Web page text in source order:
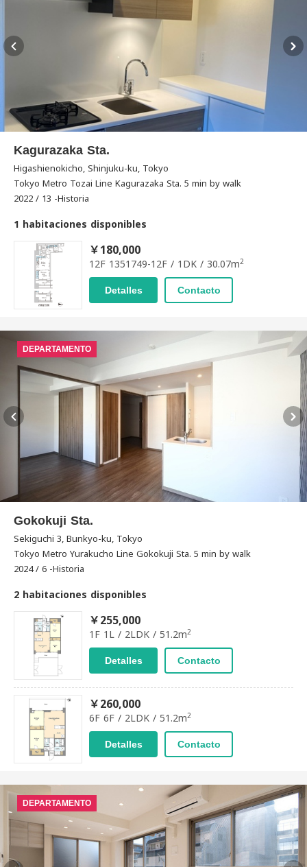
Kagurazaka Sta.
Higashienokicho, Shinjuku-ku, Tokyo
Tokyo Metro Tozai Line Kagurazaka Sta. 5 min by walk
2022 / 13 -Historia
1 habitaciones disponibles
￥180,000
12F 1351749-12F / 1DK / 30.07m2
Detalles Contacto
DEPARTAMENTO
Gokokuji Sta.
Sekiguchi 3, Bunkyo-ku, Tokyo
Tokyo Metro Yurakucho Line Gokokuji Sta. 5 min by walk
2024 / 6 -Historia
2 habitaciones disponibles
￥255,000
1F 1L / 2LDK / 51.2m2
Detalles Contacto
￥260,000
6F 6F / 2LDK / 51.2m2
Detalles Contacto
DEPARTAMENTO